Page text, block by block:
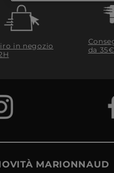
in negozio
da
MARIONNAUD